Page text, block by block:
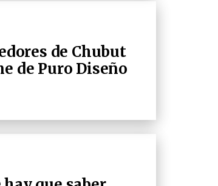
de Chubut
de Puro Diseño